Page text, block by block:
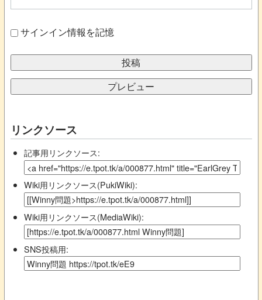
サインイン情報を記憶
リンクソース
記事用リンクソース:
Wiki用リンクソース(PukiWiki):
Wiki用リンクソース(MediaWiki):
SNS投稿用: